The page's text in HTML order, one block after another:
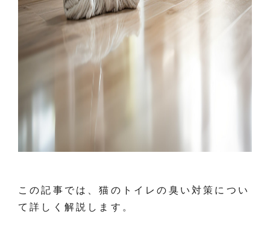
この記事では、猫のトイレの臭い対策につい
て詳しく解説します。